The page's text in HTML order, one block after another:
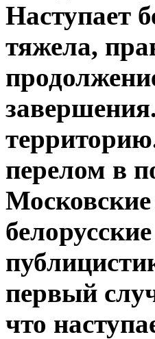
Наступает
тяжела,
перелом в
первый
что